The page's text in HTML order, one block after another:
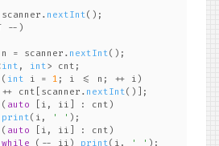
nextInt();
--)
n = scanner. nextInt();
int , int> cnt;
( int i = 1 ; i <= n; ++ i)
cnt[scanner.
nextInt()];
( auto [i, ii] : cnt)
print(i, ' ' );
( auto [i, ii] : cnt)
while (-- ii) print(i, ' ' );